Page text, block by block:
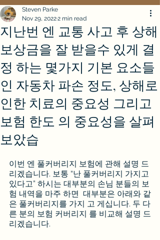
지난번 엔 교통 사고 후 상해
보상금을 잘 받을수 있게 결
정 하는 몇가지 기본 요소들
인 자동차 파손 정도, 상해로
인한 치료의 중요성 그리고
보험 한도 의 중요성을 살펴
보았습
Steven Parke
Nov 29, 20222 min read
이번 엔 풀커버리지 보험에 관해 설명 드
리겠습니다. 보통 “난 풀커버리지 가지고
있다고” 하시는 대부분의 손님 분들의 보
험 내역을 마주 하면  대부분은 아래와 같
은 풀커버리지를 가지 고 게십니다. 두 다
른 분의 보험 커버리지 를 비교해 설명 드
리겠습니다.